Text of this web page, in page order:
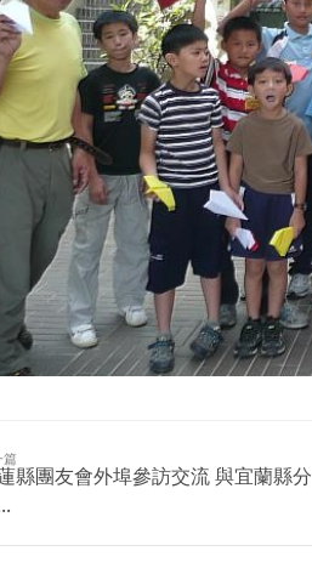
篇
縣團友會外埠參訪交流 與宜蘭縣分